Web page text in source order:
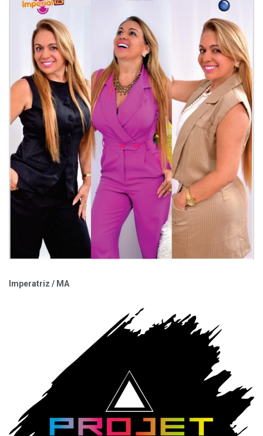
Imperatriz / MA